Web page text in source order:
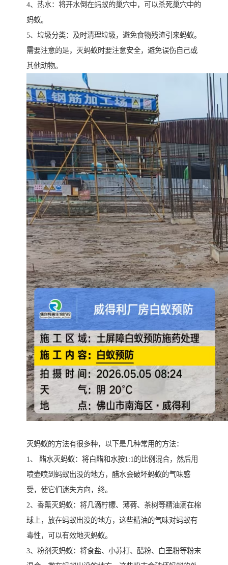
4、热水：将开水倒在蚂蚁的巢穴中，可以杀死巢穴中的
蚂蚁。
5、垃圾分类：及时清理垃圾，避免食物残渣引来蚂蚁。
需要注意的是，灭蚂蚁时要注意安全，避免误伤自己或
其他动物。
灭蚂蚁的方法有很多种，以下是几种常用的方法：
1、 醋水灭蚂蚁：将白醋和水按1:1的比例混合，然后用
喷壶喷到蚂蚁出没的地方，醋水会破坏蚂蚁的气味感
受，使它们迷失方向，终。
2、香薰灭蚂蚁：将几滴柠檬、薄荷、茶树等精油滴在棉
球上，放在蚂蚁出没的地方，这些精油的气味对蚂蚁有
毒性，可以有效地灭蚂蚁。
3、粉剂灭蚂蚁：将食盐、小苏打、醋粉、白垩粉等粉末